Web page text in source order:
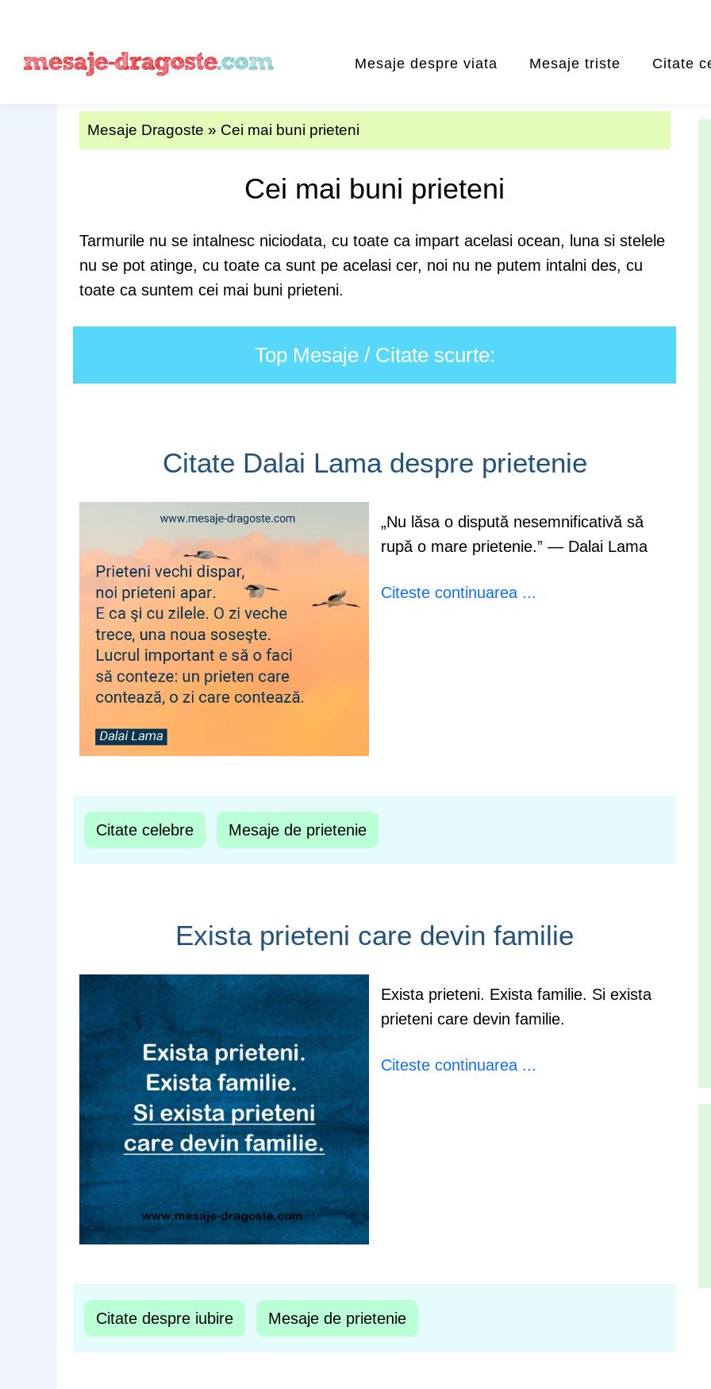
Mesaje despre viata Mesaje triste Citate
Mesaje Dragoste » Cei mai buni prieteni
Cei mai buni prieteni
Tarmurile nu se intalnesc niciodata, cu toate ca impart acelasi ocean, luna si stelele
nu se pot atinge, cu toate ca sunt pe acelasi cer, noi nu ne putem intalni des, cu
toate ca suntem cei mai buni prieteni.
Top Mesaje / Citate scurte:
Citate Dalai Lama despre prietenie
„Nu lăsa o dispută nesemnificativă să
rupă o mare prietenie.” — Dalai Lama
Citeste continuarea ...
Citate celebre Mesaje de prietenie
Exista prieteni care devin familie
Exista prieteni. Exista familie. Si exista
prieteni care devin familie.
Citeste continuarea ...
Citate despre iubire Mesaje de prietenie